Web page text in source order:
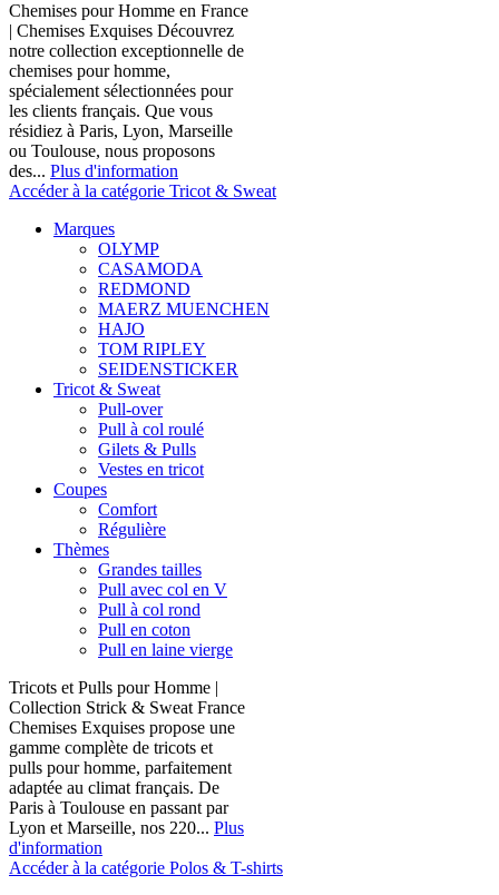
Chemises pour Homme en France
| Chemises Exquises Découvrez
notre collection exceptionnelle de
chemises pour homme,
spécialement sélectionnées pour
les clients français. Que vous
résidiez à Paris, Lyon, Marseille
ou Toulouse, nous proposons
des... Plus d'information
Accéder à la catégorie Tricot & Sweat
Marques
OLYMP
CASAMODA
REDMOND
MAERZ MUENCHEN
HAJO
TOM RIPLEY
SEIDENSTICKER
Tricot & Sweat
Pull-over
Pull à col roulé
Gilets & Pulls
Vestes en tricot
Coupes
Comfort
Régulière
Thèmes
Grandes tailles
Pull avec col en V
Pull à col rond
Pull en coton
Pull en laine vierge
Tricots et Pulls pour Homme |
Collection Strick & Sweat France
Chemises Exquises propose une
gamme complète de tricots et
pulls pour homme, parfaitement
adaptée au climat français. De
Paris à Toulouse en passant par
Lyon et Marseille, nos 220... Plus
d'information
Accéder à la catégorie Polos & T-shirts